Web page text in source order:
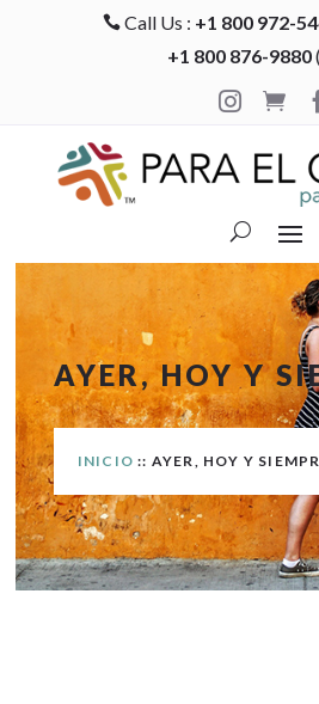
 Call Us : +1 800 972-
+1 800 876-9880


AYER, HOY Y
INICIO :: AYER, HOY Y